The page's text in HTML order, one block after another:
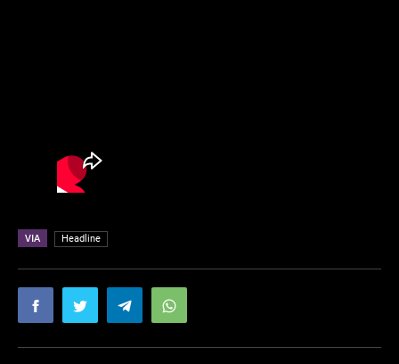
VIA Headline